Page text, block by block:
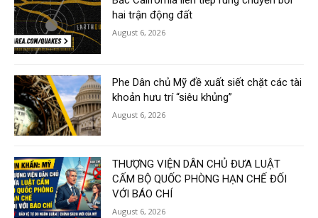
hai trận động đất
August 6, 2026
Phe Dân chủ Mỹ đề xuất siết chặt các tài
khoản hưu trí “siêu khủng”
August 6, 2026
THƯỢNG VIỆN DÂN CHỦ ĐƯA LUẬT
CẤM BỘ QUỐC PHÒNG HẠN CHẾ ĐỐI
VỚI BÁO CHÍ
August 6, 2026